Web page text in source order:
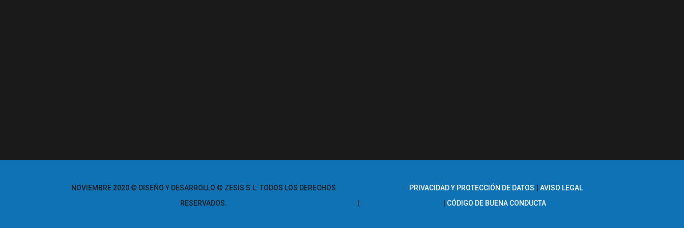
NOVIEMBRE 2020 © DISEÑO Y DESARROLLO © ZESIS S.L. TODOS LOS DERECHOS
RESERVADOS.
PRIVACIDAD Y PROTECCIÓN DE DATOS
AVISO LEGAL
CÓDIGO DE BUENA CONDUCTA